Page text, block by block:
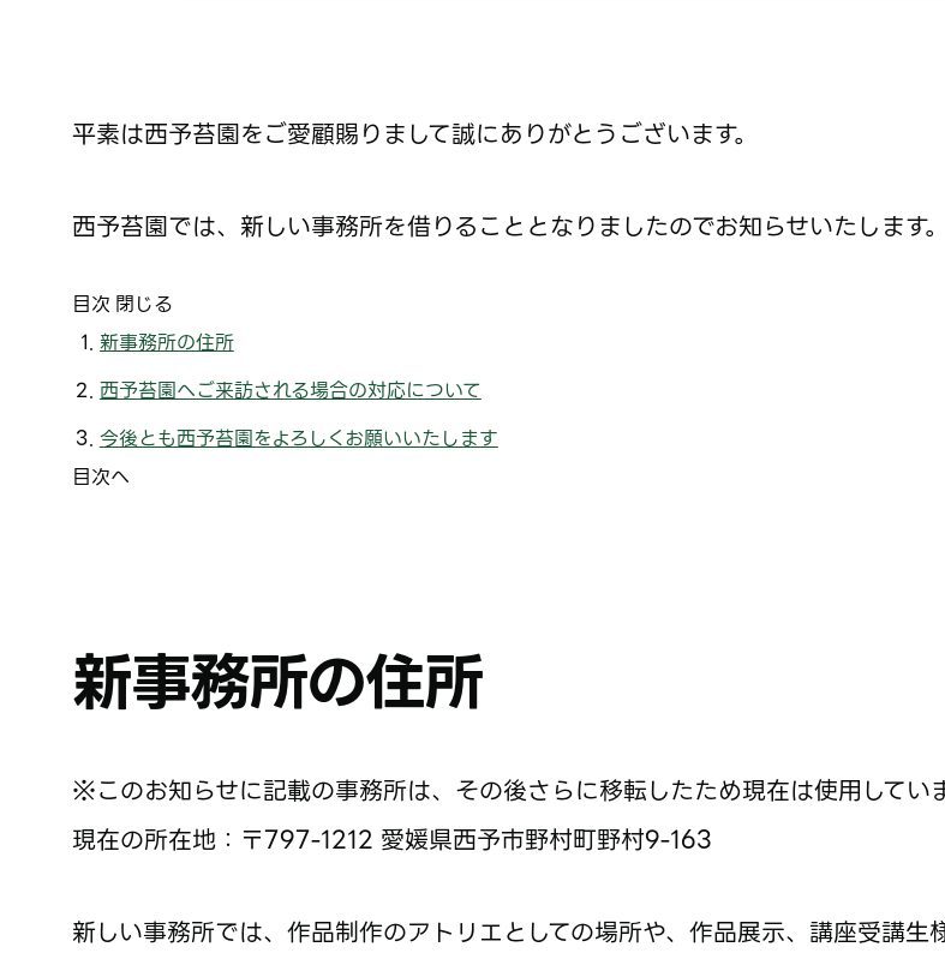
平素は西予苔園をご愛顧賜りまして誠にありがとうございます。
西予苔園では、新しい事務所を借りることとなりましたのでお知らせいたします。
目次 閉じる
新事務所の住所
西予苔園へご来訪される場合の対応について
今後とも西予苔園をよろしくお願いいたします
目次へ
新事務所の住所
※このお知らせに記載の事務所は、その後さらに移転したため現在は使用してい
現在の所在地：〒797-1212 愛媛県西予市野村町野村9-163
新しい事務所では、作品制作のアトリエとしての場所や、作品展示、講座受講生